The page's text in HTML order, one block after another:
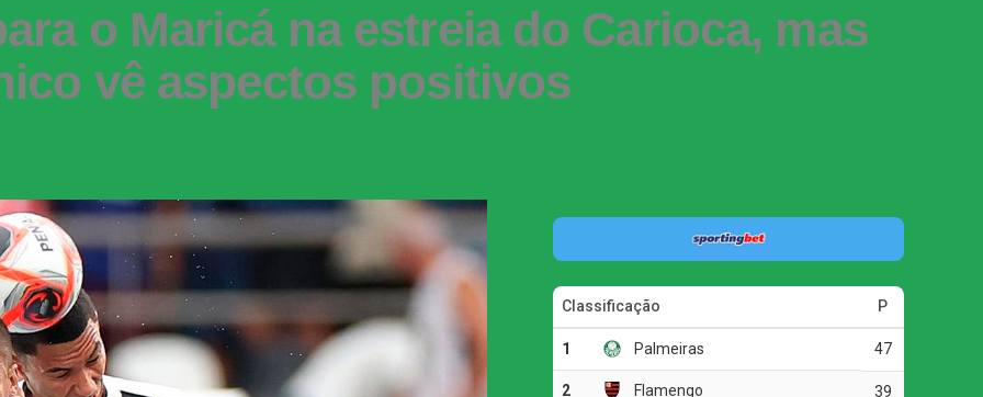
o Maricá na estreia do Carioca, mas
vê aspectos positivos